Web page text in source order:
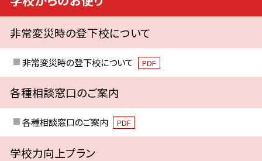
非常変災時の登下校について
非常変災時の登下校について PDF
各種相談窓口のご案内
各種相談窓口のご案内 PDF
学校力向上プラン